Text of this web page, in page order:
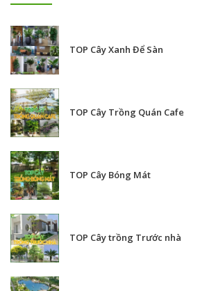
TOP Cây Xanh Để Sàn
TOP Cây Trồng Quán Cafe
TOP Cây Bóng Mát
TOP Cây trồng Trước nhà